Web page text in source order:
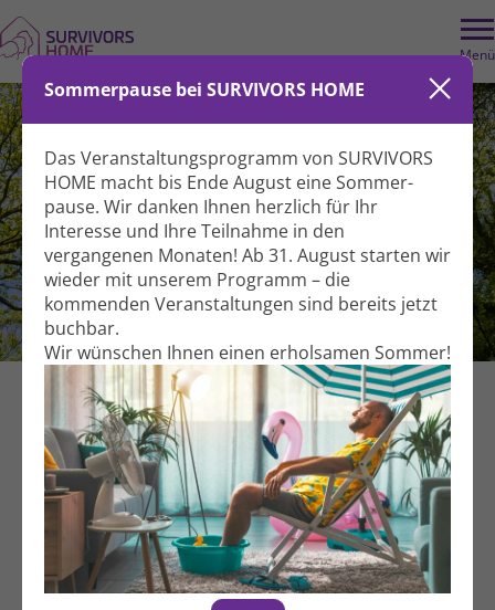
Menü
Sommerpause bei SURVIVORS HOME
Das Veranstaltungs­programm von SURVIVORS
HOME macht bis Ende August eine Sommer­
pause. Wir danken Ihnen herzlich für Ihr
Interesse und Ihre Teil­nahme in den
vergangenen Monaten! Ab 31. August starten wir
wieder mit unserem Programm – die
kommenden Veranstal­tungen sind bereits jetzt
buchbar.
Wir wünschen Ihnen einen erholsamen Sommer!
Leben mit Lungen­krebs
Themenoffen Selbsthilfe­treffen
Für Betroffene mit Lungen­krebs und
Angehörige
Donnerstag, 03.09.2026
17:00 - 19:30 Uhr